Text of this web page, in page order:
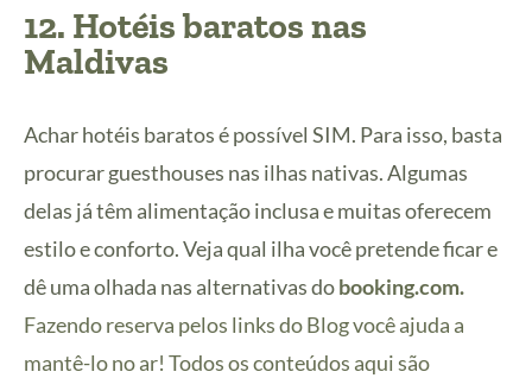
12. Hotéis baratos nas
Maldivas
Achar hotéis baratos é possível SIM. Para isso, basta
procurar guesthouses nas ilhas nativas. Algumas
delas já têm alimentação inclusa e muitas oferecem
estilo e conforto. Veja qual ilha você pretende ficar e
dê uma olhada nas alternativas dobooking.com.
Fazendo reserva pelos links do Blog você ajuda a
mantê-lo no ar! Todos os conteúdos aqui são